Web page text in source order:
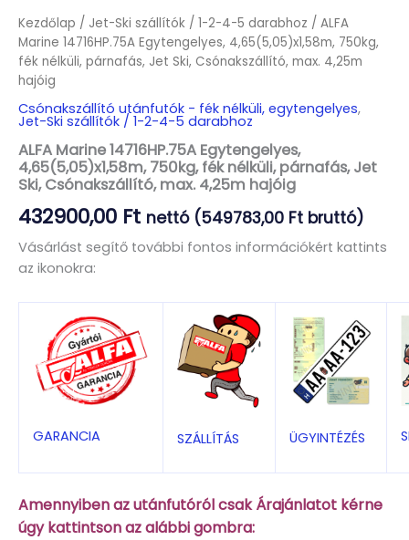
Kezdőlap / Jet-Ski szállítók / 1-2-4-5 darabhoz / ALFA
Marine 14716HP.75A Egytengelyes, 4,65(5,05)x1,58m, 750kg,
fék nélküli, párnafás, Jet Ski, Csónakszállító, max. 4,25m
hajóig
Csónakszállító utánfutók - fék nélküli, egytengelyes,
Jet-Ski szállítók / 1-2-4-5 darabhoz
ALFA Marine 14716HP.75A Egytengelyes,
4,65(5,05)x1,58m, 750kg, fék nélküli, párnafás, Jet
Ski, Csónakszállító, max. 4,25m hajóig
432900,00 Ft nettó (549783,00 Ft bruttó)
Vásárlást segítő további fontos információkért kattints
az ikonokra:
GARANCIA SZÁLLÍTÁS ÜGYINTÉZÉS
Amennyiben az utánfutóról csak Árajánlatot kérne
úgy kattintson az alábbi gombra: